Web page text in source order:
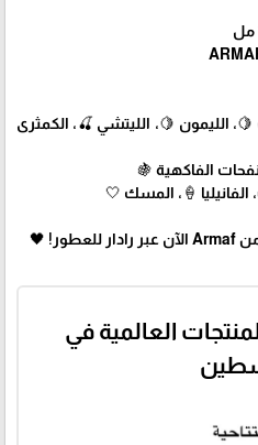
الليمون 🍋، الليتشي 🍒، الكمثرى
الفاكهية 🍇
الفانيليا 🍦، المسك 🤍
العالمية في